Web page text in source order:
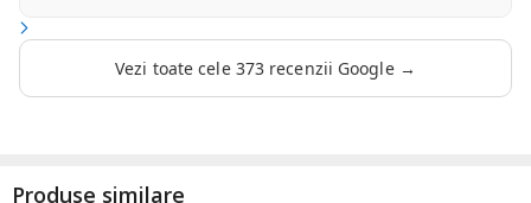
va veni reprezentantul firmei Top Aer care se ocupa cu
serviciile de mentenanta. D-l Mircea Marinica a fost foarte
punctual si a sosit la ora convenita de comun acord. A
aceasta ocazie ca si acum doi ani la montajul aparatelor ,
Vezi toate cele 373 recenzii Google →
Produse similare